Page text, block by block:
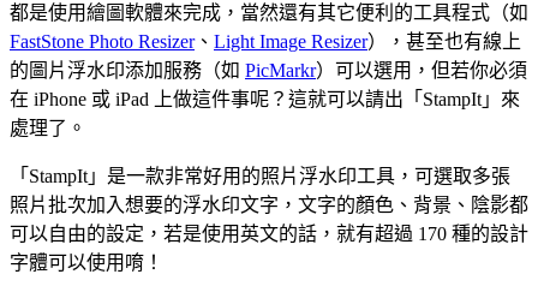
都是使用繪圖軟體來完成，當然還有其它便利的工具程式（如
FastStone Photo Resizer、 Light Image Resizer），甚至也有線上
的圖片浮水印添加服務（如 PicMarkr）可以選用，但若你必須
在 iPhone 或 iPad 上做這件事呢？這就可以請出「StampIt」來
處理了。
「StampIt」是一款非常好用的照片浮水印工具，可選取多張
照片批次加入想要的浮水印文字，文字的顏色、背景、陰影都
可以自由的設定，若是使用英文的話，就有超過 170 種的設計
字體可以使用唷！